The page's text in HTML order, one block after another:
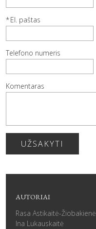
El. paštas
Telefono numeris
Komentaras
UŽSAKYTI
AUTORIAI
Rasa Astikaitė-Žiobakienė
Ina Lukauskaitė